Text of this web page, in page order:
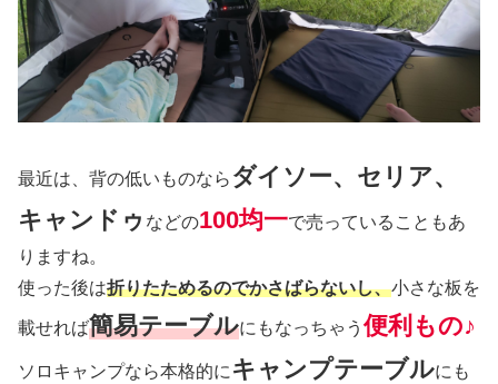
最近は、背の低いものなら ダイソー、セリア、
キャンドゥ などの100均一で売っていることもあ
りますね。
使った後は折りたためるのでかさばらないし、小さな板を
載せれば簡易テーブルにもなっちゃう 便利もの♪
ソロキャンプなら本格的に キャンプテーブルにも